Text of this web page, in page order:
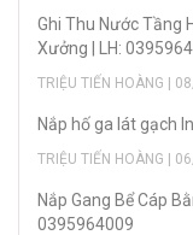
Ghi Thu Nước Tầng
Xưởng | LH:
TRIỆU TIẾN HOÀNG |
Nắp hố ga lát gạch
TRIỆU TIẾN HOÀNG |
Nắp Gang Bể Cáp
0395964009